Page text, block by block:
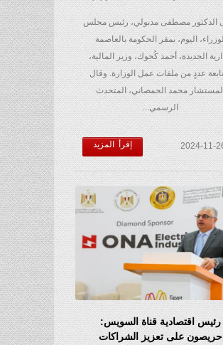
الدكتور مصطفى مدبولي، رئيس مجلس
اليوم، بمقر الحكومة بالعاصمة
الجديدة، أحمد كُجوك، وزير المالية،
عددٍ من ملفات عمل الوزارة. وقال
محمد الحمصاني، المتحدث
الرسمي...
2024-11- إقرأ المزيد
رئيس اقتصادية قناة السويس:
حريصون على تعزيز الشراكات